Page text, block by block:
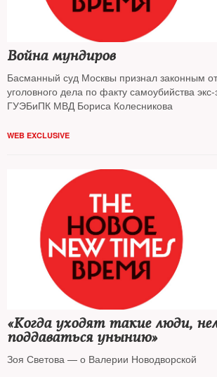
Война мундиров
Басманный суд Москвы признал законным
уголовного дела по факту самоубийства
ГУЭБиПК МВД Бориса Колесникова
WEB EXCLUSIVE
«Когда уходят такие люди,
поддаваться унынию»
Зоя Светова — о Валерии Новодворской